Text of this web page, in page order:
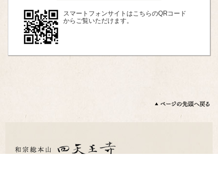
スマートフォンサイトはこちらのQRコード
からご覧いただけます。